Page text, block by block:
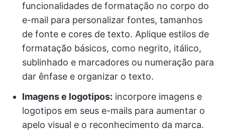
funcionalidades de formatação no corpo do
e-mail para personalizar fontes, tamanhos
de fonte e cores de texto. Aplique estilos de
formatação básicos, como negrito, itálico,
sublinhado e marcadores ou numeração para
dar ênfase e organizar o texto.
Imagens e logotipos: incorpore imagens e
logotipos em seus e-mails para aumentar o
apelo visual e o reconhecimento da marca.